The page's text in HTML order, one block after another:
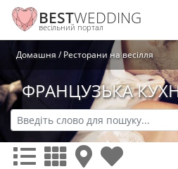
BESTWEDDING
весільний портал
Домашня Ресторани на весілля
ФРАНЦУЗЬКА